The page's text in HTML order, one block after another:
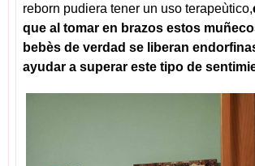
reborn pudiera tener un uso terapeùtico,
que al tomar en brazos estos
bebès de verdad se liberan
ayudar a superar este tipo de